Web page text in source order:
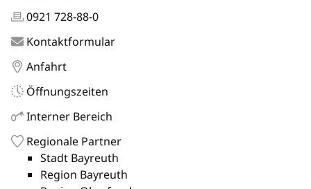
0921 728-88-0
Kontaktformular
Anfahrt
Öffnungszeiten
Interner Bereich
Regionale Partner
Stadt Bayreuth
Region Bayreuth